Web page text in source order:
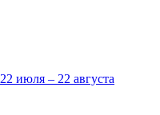
22 июля – 22 августа